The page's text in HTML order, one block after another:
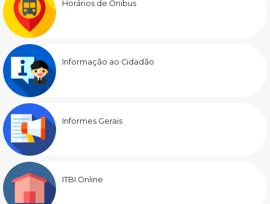
Horários de Ônibus
Informação ao Cidadão
Informes Gerais
ITBI Online